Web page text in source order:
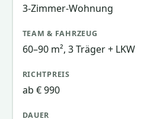
3-Zimmer-Wohnung
60–90 m², 3 Träger + LKW
ab € 990